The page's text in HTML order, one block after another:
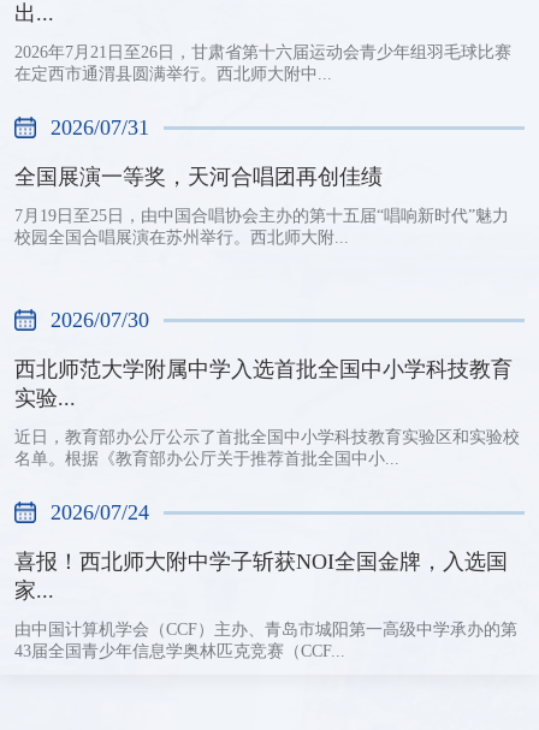
出...
2026年7月21日至26日，甘肃省第十六届运动会青少年组羽毛球比赛
在定西市通渭县圆满举行。西北师大附中...
2026/07/31
全国展演一等奖，天河合唱团再创佳绩
7月19日至25日，由中国合唱协会主办的第十五届“唱响新时代”魅力
校园全国合唱展演在苏州举行。西北师大附...
2026/07/30
西北师范大学附属中学入选首批全国中小学科技教育
实验...
近日，教育部办公厅公示了首批全国中小学科技教育实验区和实验校
名单。根据《教育部办公厅关于推荐首批全国中小...
2026/07/24
喜报！西北师大附中学子斩获NOI全国金牌，入选国
家...
由中国计算机学会（CCF）主办、青岛市城阳第一高级中学承办的第
43届全国青少年信息学奥林匹克竞赛（CCF...